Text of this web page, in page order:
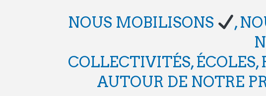
NOUS MOBILISONS ,
COLLECTIVITÉS,
AUTOUR DE NOTRE